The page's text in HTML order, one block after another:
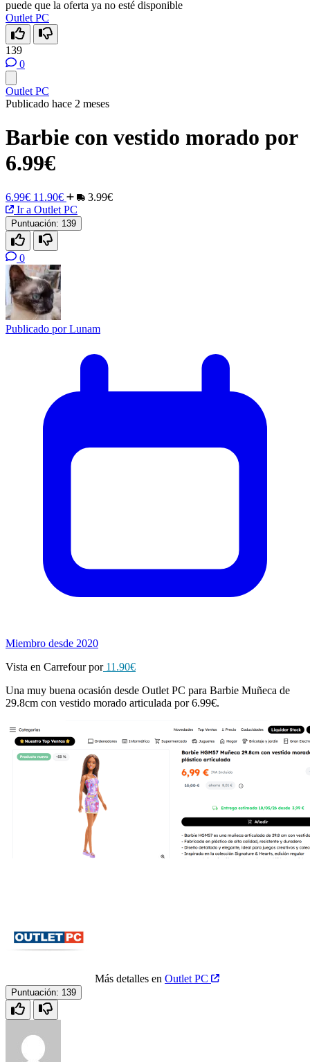
puede que la oferta ya no esté disponible
Outlet PC
139
0
Outlet PC
Publicado hace 2 meses
Barbie con vestido morado por
6.99€
6.99€ 11.90€
3.99€
Ir a Outlet PC
Puntuación: 139
0
Publicado porLunam
Miembro desde 2020
Vista en Carrefour por11.90€
Una muy buena ocasión desde Outlet PC para Barbie Muñeca de
29.8cm con vestido morado articulada por 6.99€.
Más detalles en Outlet PC
Puntuación: 139